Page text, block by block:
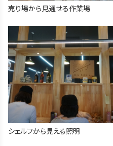
売り場から見通せる作業場
シェルフから見える照明